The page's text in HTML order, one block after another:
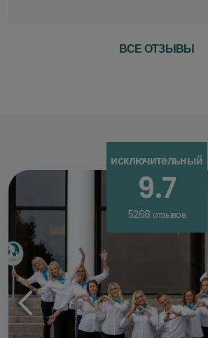
ВСЕ ОТЗЫВЫ
исключительный
9.7
5268 отзывов